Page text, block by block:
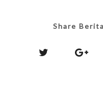
Share